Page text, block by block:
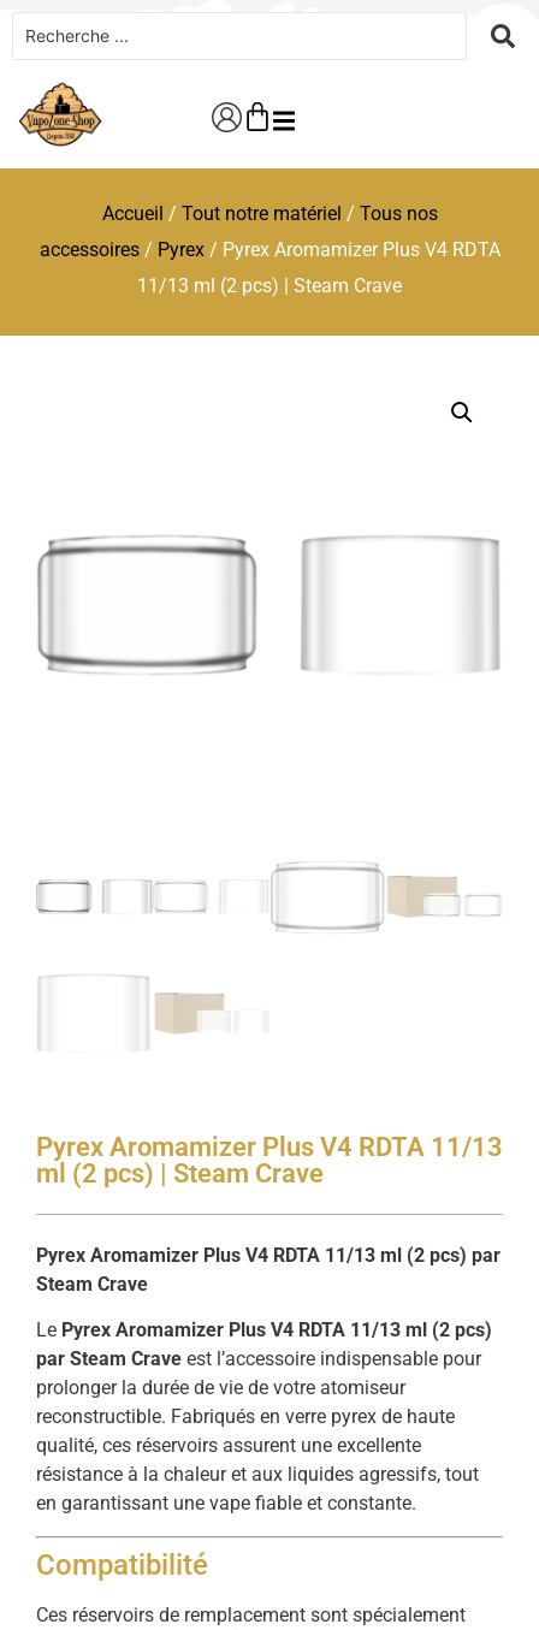
Accueil / Tout notre matériel / Tous nos
accessoires/ Pyrex/ Pyrex Aromamizer Plus V4 RDTA
11/13 ml (2 pcs) | Steam Crave
Pyrex Aromamizer Plus V4 RDTA 11/13
ml (2 pcs) | Steam Crave
Pyrex Aromamizer Plus V4 RDTA 11/13 ml (2 pcs) par
Steam Crave
Le Pyrex Aromamizer Plus V4 RDTA 11/13 ml (2 pcs)
par Steam Crave est l’accessoire indispensable pour
prolonger la durée de vie de votre atomiseur
reconstructible. Fabriqués en verre pyrex de haute
qualité, ces réservoirs assurent une excellente
résistance à la chaleur et aux liquides agressifs, tout
en garantissant une vape fiable et constante.
Compatibilité
Ces réservoirs de remplacement sont spécialement